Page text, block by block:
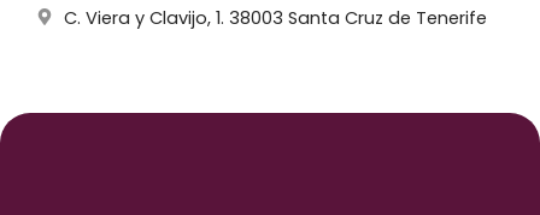
C. Viera y Clavijo, 1. 38003 Santa Cruz de Tenerife